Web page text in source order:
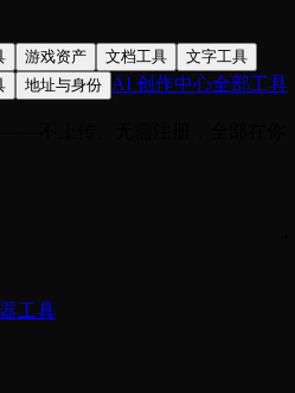
游戏资产 文档工具
文字工具
地址与身份 AI 创作中心全部工具
不上传、无需注册，全部在你
工具